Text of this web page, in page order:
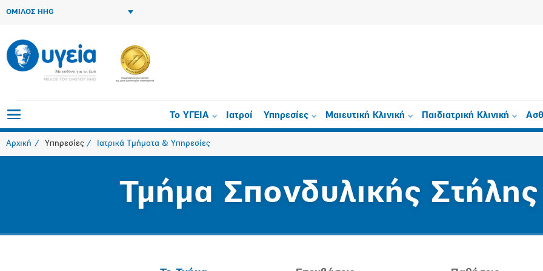
ΟΜΙΛΟΣ HHG
Το ΥΓΕΙΑ Ιατροί Υπηρεσίες Μαιευτική Κλινική Παιδιατρική Κλινική
Αρχική Υπηρεσίες Ιατρικά Τμήματα & Υπηρεσίες
Τμήμα Σπονδυλικής Στήλης